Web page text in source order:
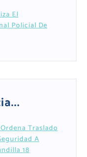
El
Policial De
Traslado
A
18